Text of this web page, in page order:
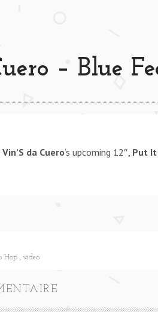
**** SLOW DANCE (JAZZ
– Blue
Vin’S da Cuero‘s upcoming 12″, Put It
Hop video